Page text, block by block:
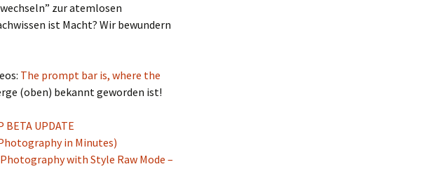
zur atemlosen
ist Macht? Wir bewundern
The prompt bar is, where the
(oben) bekannt geworden ist!
UPDATE
in Minutes)
with Style Raw Mode –